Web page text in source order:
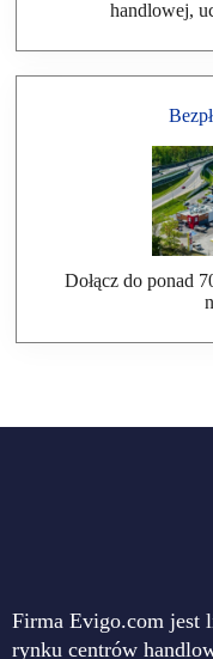
handlowej,
Dołącz do ponad
Firma Evigo.com jest
rynku centrów